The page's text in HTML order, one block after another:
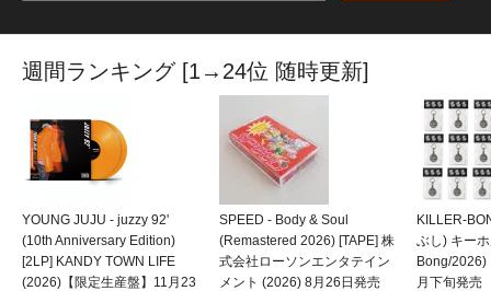
週間ランキング [1→24位 随時更新]
YOUNG JUJU - juzzy 92'
(10th Anniversary Edition)
[2LP] KANDY TOWN LIFE
(2026)【限定生産盤】11月23
SPEED - Body & Soul
(Remastered 2026) [TAPE] 株
式会社ローソンエンタテイン
メント (2026) 8月26日発売
KILLER-
ぶし) キー
Bong/2026)
月下旬発売